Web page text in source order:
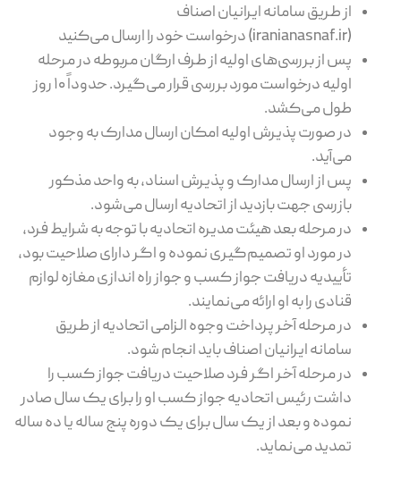
از طریق سامانه ایرانیان اصناف
(iranianasnaf.ir) درخواست خود را ارسال می‌کنید
پس از بررسی‌های اولیه از طرف ارگان مربوطه در مرحله
اولیه درخواست مورد بررسی قرار می‌گیرد. حدوداً ۱۰ روز
طول می‌کشد.
در صورت پذیرش اولیه امکان ارسال مدارک به وجود
می‌آید.
پس از ارسال مدارک و پذیرش اسناد، به واحد مذکور
بازرسی جهت بازدید از اتحادیه ارسال می‌شود.
در مرحله بعد هیئت مدیره اتحادیه با توجه به شرایط فرد،
در مورد او تصمیم‌گیری نموده و اگر دارای صلاحیت بود،
تأییدیه دریافت جواز کسب و جواز راه اندازی مغازه لوازم
قنادی را به او ارائه می‌نمایند.
در مرحله آخر پرداخت وجوه الزامی اتحادیه از طریق
سامانه ایرانیان اصناف باید انجام شود.
در مرحله آخر اگر فرد صلاحیت دریافت جواز کسب را
داشت رئیس اتحادیه جواز کسب او را برای یک سال صادر
نموده و بعد از یک سال برای یک دوره پنج ساله یا ده ساله
تمدید می‌نماید.